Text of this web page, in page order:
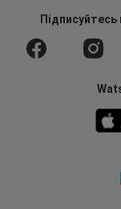
Підписуйтесь